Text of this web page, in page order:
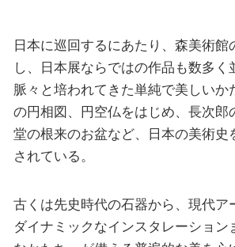
日本に巡回するにあたり、森美術館
し、日本展ならではの作品も数多く
脈々と培われてきた単純で美しいか
の円相図、円空仏をはじめ、長次郎
堂の根来のお盆など、日本の美術史
されている。
古くは先史時代の石器から、現代ア
ダイナミックなインスタレーション